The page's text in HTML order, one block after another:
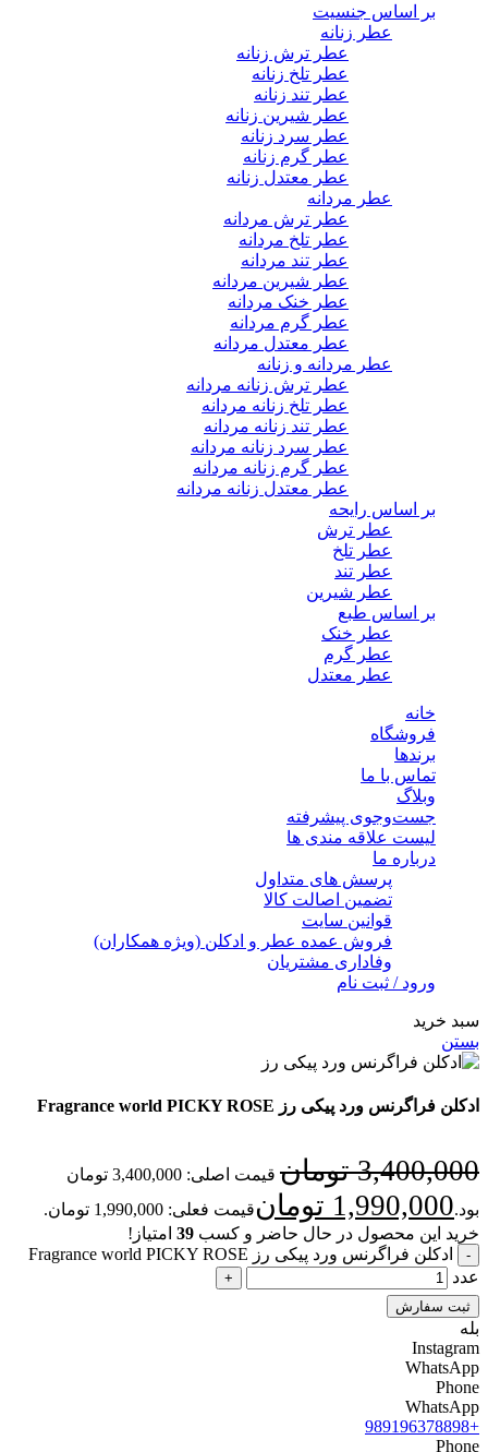
بر اساس جنسیت
عطر زنانه
عطر ترش زنانه
عطر تلخ زنانه
عطر تند زنانه
عطر شیرین زنانه
عطر سرد زنانه
عطر گرم زنانه
عطر معتدل زنانه
عطر مردانه
عطر ترش مردانه
عطر تلخ مردانه
عطر تند مردانه
عطر شیرین مردانه
عطر خنک مردانه
عطر گرم مردانه
عطر معتدل مردانه
عطر مردانه و زنانه
عطر ترش زنانه مردانه
عطر تلخ زنانه مردانه
عطر تند زنانه مردانه
عطر سرد زنانه مردانه
عطر گرم زنانه مردانه
عطر معتدل زنانه مردانه
بر اساس رایحه
عطر ترش
عطر تلخ
عطر تند
عطر شیرین
بر اساس طبع
عطر خنک
عطر گرم
عطر معتدل
خانه
فروشگاه
برندها
تماس با ما
وبلاگ
جست‌وجوی پیشرفته
لیست علاقه مندی ها
درباره ما
پرسش های متداول
تضمین اصالت کالا
قوانین سایت
فروش عمده عطر و ادکلن (ویژه همکاران)
وفاداری مشتریان
ورود / ثبت نام
سبد خرید
بستن
ادکلن فراگرنس ورد پیکی رز Fragrance world PICKY ROSE
3,400,000 تومان
قیمت اصلی: 3,400,000 تومان
بود.1,990,000 تومانقیمت فعلی: 1,990,000 تومان.
خرید این محصول در حال حاضر و کسب 39 امتیاز!
ادکلن فراگرنس ورد پیکی رز Fragrance world PICKY ROSE
عدد
ثبت سفارش
بله
Instagram
WhatsApp
Phone
WhatsApp
+989196378898
Phone